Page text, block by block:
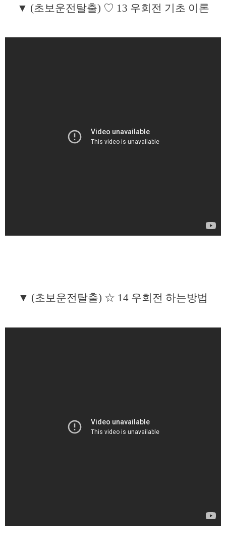
▼ (초보운전탈출) ♡ 13 우회전 기초 이론
▼ (초보운전탈출) ☆ 14 우회전 하는방법